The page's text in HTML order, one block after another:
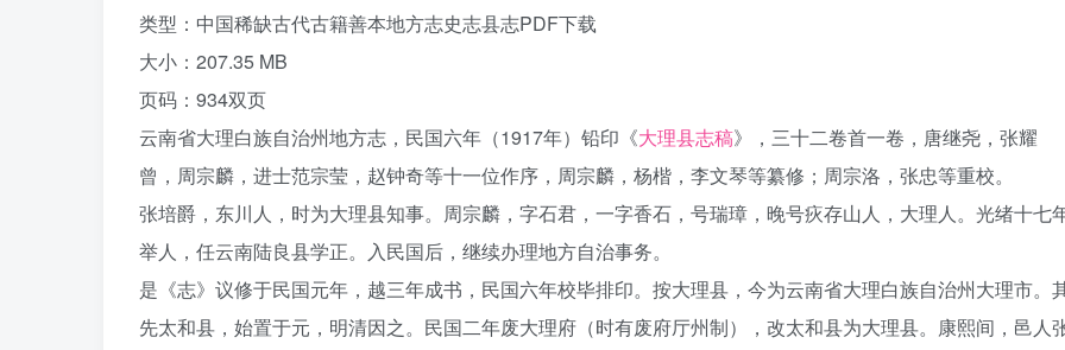
类型：中国稀缺古代古籍善本地方志史志县志PDF下载
大小：207.35 MB
页码：934双页
云南省大理白族自治州地方志，民国六年（1917年）铅印《大理县志稿》，三十二卷首一卷，唐继尧，张耀
曾，周宗麟，进士范宗莹，赵钟奇等十一位作序，周宗麟，杨楷，李文琴等纂修；周宗洛，张忠等重校。
张培爵，东川人，时为大理县知事。周宗麟，字石君，一字香石，号瑞璋，晚号疢存山人，大理人。光绪十七
举人，任云南陆良县学正。入民国后，继续办理地方自治事务。
是《志》议修于民国元年，越三年成书，民国六年校毕排印。按大理县，今为云南省大理白族自治州大理市。
先太和县，始置于元，明清因之。民国二年废大理府（时有废府厅州制），改太和县为大理县。康熙间，邑人